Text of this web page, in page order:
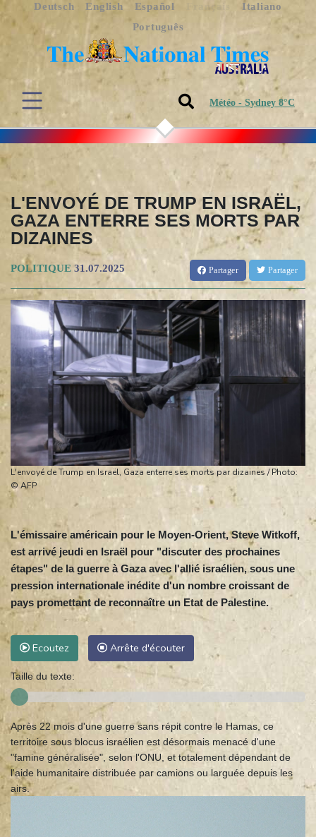
Deutsch English Español Français
Italiano
Português
Météo - Sydney 8°C
L'ENVOYÉ DE TRUMP EN ISRAËL,
GAZA ENTERRE SES MORTS PAR
DIZAINES
POLITIQUE 31.07.2025 Partager Partager
L'envoyé de Trump en Israël, Gaza enterre ses morts par dizaines / Photo:
© AFP
L'émissaire américain pour le Moyen-Orient, Steve Witkoff,
est arrivé jeudi en Israël pour "discuter des prochaines
étapes" de la guerre à Gaza avec l'allié israélien, sous une
pression internationale inédite d'un nombre croissant de
pays promettant de reconnaître un Etat de Palestine.
Ecoutez Arrête d'écouter
Taille du texte:
Après 22 mois d'une guerre sans répit contre le Hamas, ce
territoire sous blocus israélien est désormais menacé d'une
"famine généralisée", selon l'ONU, et totalement dépendant de
l'aide humanitaire distribuée par camions ou larguée depuis les
airs.